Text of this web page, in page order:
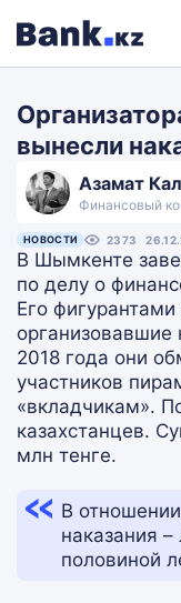
вынесли
Азамат
Финансовый
НОВОСТИ 2373
В Шымкенте
по делу о
Его
организовавшие
2018 года они
участников
«вкладчикам».
казахстанцев.
млн тенге.
В
наказания
половиной